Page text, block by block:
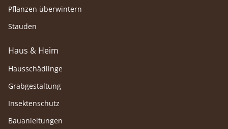
Pflanzen überwintern
Stauden
Haus & Heim
Hausschädlinge
Grabgestaltung
Insektenschutz
Bauanleitungen